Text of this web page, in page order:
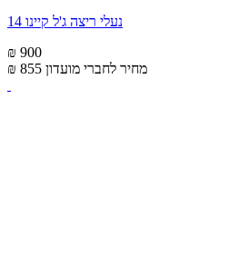
נעלי ריצה ג'ל קיינו 14
₪ 900
₪ 855 מחיר לחברי מועדון